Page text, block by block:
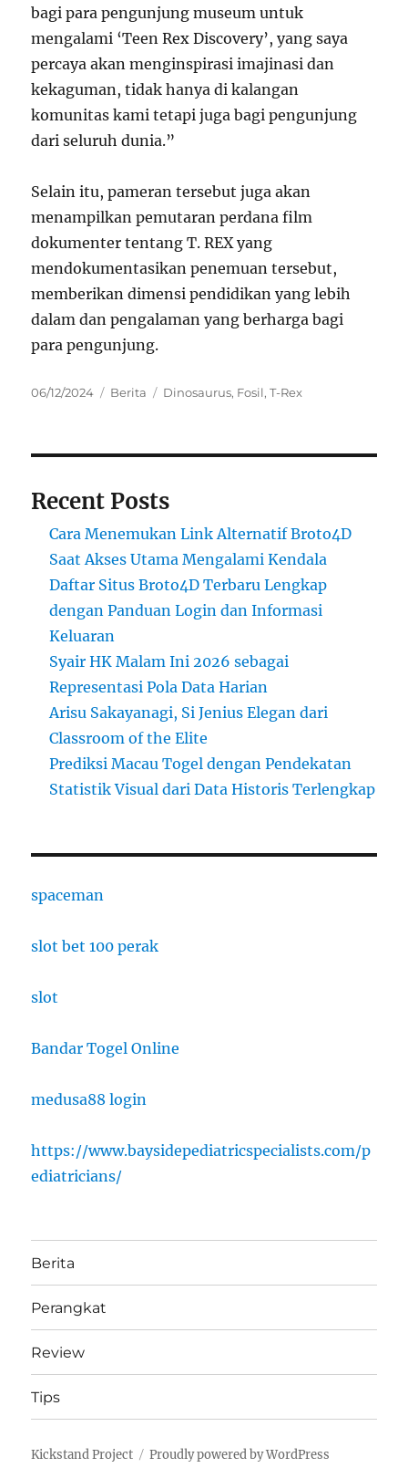
bagi para pengunjung museum untuk
mengalami ‘Teen Rex Discovery’, yang saya
percaya akan menginspirasi imajinasi dan
kekaguman, tidak hanya di kalangan
komunitas kami tetapi juga bagi pengunjung
dari seluruh dunia.”
Selain itu, pameran tersebut juga akan
menampilkan pemutaran perdana film
dokumenter tentang T. REX yang
mendokumentasikan penemuan tersebut,
memberikan dimensi pendidikan yang lebih
dalam dan pengalaman yang berharga bagi
para pengunjung.
Posted
06/12/2024 Categories
Berita Tags
Dinosaurus, Fosil,T-Rex
Recent Posts
Cara Menemukan Link Alternatif Broto4D
Saat Akses Utama Mengalami Kendala
Daftar Situs Broto4D Terbaru Lengkap
dengan Panduan Login dan Informasi
Keluaran
Syair HK Malam Ini 2026 sebagai
Representasi Pola Data Harian
Arisu Sakayanagi, Si Jenius Elegan dari
Classroom of the Elite
Prediksi Macau Togel dengan Pendekatan
Statistik Visual dari Data Historis Terlengkap
spaceman
slot bet 100 perak
slot
Bandar Togel Online
medusa88 login
https://www.baysidepediatricspecialists.com/p
ediatricians/
Berita
Perangkat
Review
Tips
Kickstand Project Proudly powered by WordPress